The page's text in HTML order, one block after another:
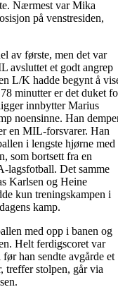
Nærmest var Mika
på venstresiden,
av første, men det var
avsluttet et godt angrep
L/K hadde begynt å
minutter er det duket
innbytter Marius
noensinne. Han
en MIL-forsvarer. Han
i lengste hjørne med
som bortsett fra en
lagsfotball. Det samme
Karlsen og Heine
kun treningskampen i
kamp.
med opp i banen og
Helt ferdigscoret var
han sendte avgårde et
treffer stolpen, går via